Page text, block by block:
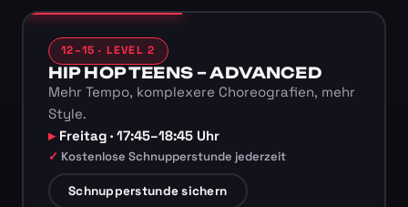
12–15 · LEVEL 2
HIP HOP TEENS – ADVANCED
Mehr Tempo, komplexere Choreografien, mehr
Style.
Freitag · 17:45–18:45 Uhr
Kostenlose Schnupperstunde jederzeit
Schnupperstunde sichern